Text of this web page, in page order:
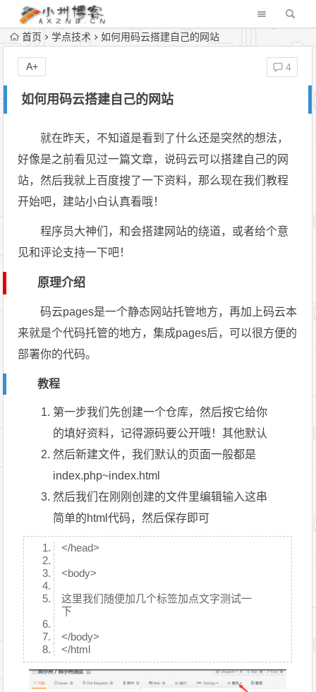
首页 学点技术 如何用码云搭建自己的网站
如何用码云搭建自己的网站
4
A+
就在昨天，不知道是看到了什么还是突然的想法，
好像是之前看见过一篇文章，说码云可以搭建自己的网
站，然后我就上百度搜了一下资料，那么现在我们教程
开始吧，建站小白认真看哦！
程序员大神们，和会搭建网站的绕道，或者给个意
见和评论支持一下吧！
原理介绍
码云pages是一个静态网站托管地方，再加上码云本
来就是个代码托管的地方，集成pages后，可以很方便的
部署你的代码。
教程
第一步我们先创建一个仓库，然后按它给你
的填好资料，记得源码要公开哦！其他默认
然后新建文件，我们默认的页面一般都是
index.php~index.html
然后我们在刚刚创建的文件里编辑输入这串
简单的html代码，然后保存即可
</head>
<body>
这里我们随便加几个标签加点文字测试一
下
</body>
</html